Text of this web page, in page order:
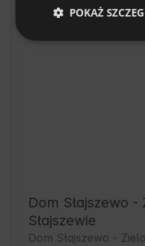
Dom Słajszewo
Słajszewie
Dom Słajszewo -
POKAŻ